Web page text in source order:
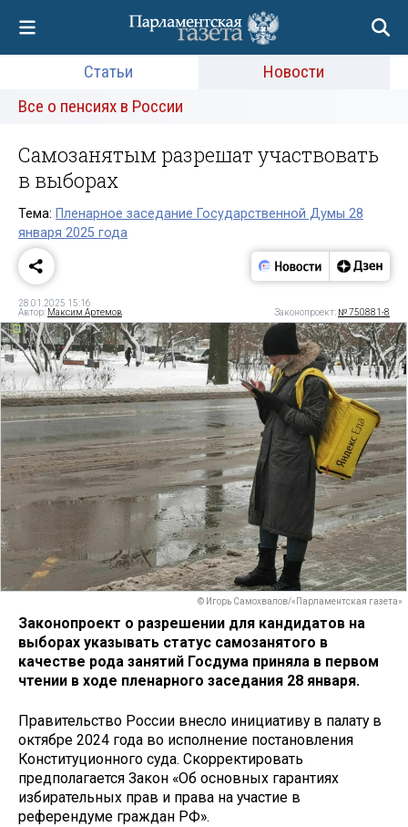
Статьи
Новости
Все о пенсиях в России
Самозанятым разрешат участвовать
в выборах
Тема: Пленарное заседание Государственной Думы 28
января 2025 года
28.01.2025 15:16
Автор: Максим Артемов Законопроект: № 750881-8
© Игорь Самохвалов/«Парламентская газета»
Законопроект о разрешении для кандидатов на
выборах указывать статус самозанятого в
качестве рода занятий Госдума приняла в первом
чтении в ходе пленарного заседания 28 января.
Правительство России внесло инициативу в палату в
октябре 2024 года во исполнение постановления
Конституционного суда. Скорректировать
предполагается Закон «Об основных гарантиях
избирательных прав и права на участие в
референдуме граждан РФ».